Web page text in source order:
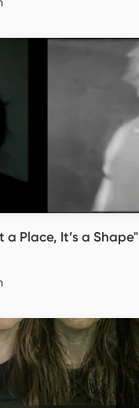
a Place, It’s a Shape"